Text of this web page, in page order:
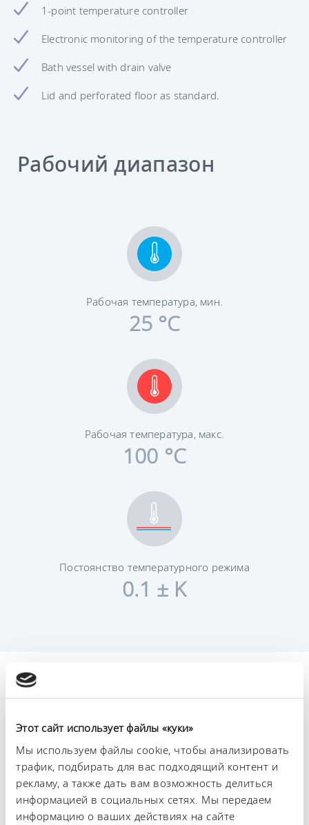
Этот сайт использует файлы «куки»
Мы используем файлы cookie, чтобы анализировать
трафик, подбирать для вас подходящий контент и
рекламу, а также дать вам возможность делиться
информацией в социальных сетях. Мы передаем
информацию о ваших действиях на сайте
1-point temperature controller
Electronic monitoring of the temperature controller
Bath vessel with drain valve
Lid and perforated floor as standard.
Рабочий диапазон
Рабочая температура, мин.
25 °C
Рабочая температура, макс.
100 °C
Постоянство температурного режима
0.1 ± K
Технические
DIN 12876)
Диапазон рабочих температур
25 ... 100 °C
Диапазон температуры окружающей среды